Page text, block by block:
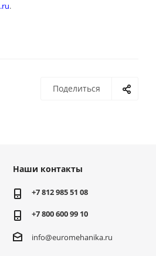
.
Поделиться
Наши контакты
+7 812 985 51 08
+7 800 600 99 10
info@euromehanika.ru